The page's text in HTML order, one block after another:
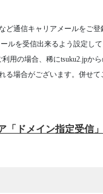
ど通信キャリアメールをご登
ルを受信出来るよう設定し
用の場合、稀にtsuku2.jpか
る場合がございます。併せて
「ドメイン指定受信